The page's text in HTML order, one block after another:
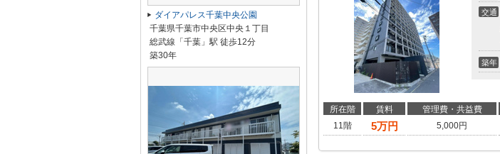
交通
築年
所在階 賃料 管理費・共益費
11階
5万円 5,000円
ダイアパレス千葉中央公園
千葉県千葉市中央区中央１丁目
総武線「千葉」駅 徒歩12分
築30年